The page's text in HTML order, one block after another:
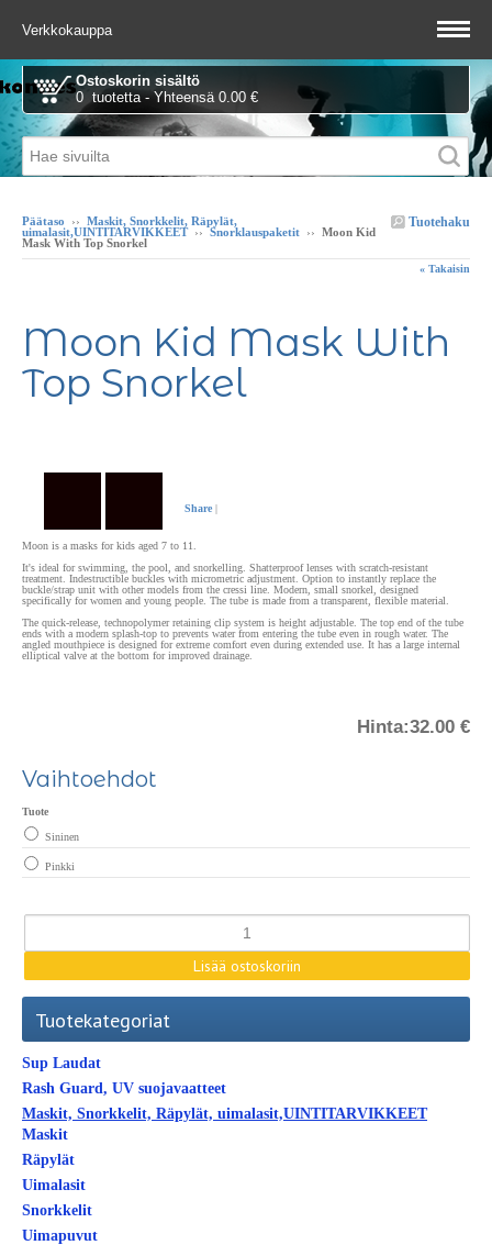
Verkkokauppa
Ostoskorin sisältö
0 tuotetta - Yhteensä 0.00 €
Tuotehaku
Päätaso ›› Maskit, Snorkkelit, Räpylät,
uimalasit,UINTITARVIKKEET››Snorklauspaketit ›› Moon Kid
Mask With Top Snorkel
« Takaisin
Moon Kid Mask With
Top Snorkel
Share |
Moon is a masks for kids aged 7 to 11.
It's ideal for swimming, the pool, and snorkelling. Shatterproof lenses with scratch-resistant
treatment. Indestructible buckles with micrometric adjustment. Option to instantly replace the
buckle/strap unit with other models from the cressi line. Modern, small snorkel, designed
specifically for women and young people. The tube is made from a transparent, flexible material.
The quick-release, technopolymer retaining clip system is height adjustable. The top end of the tube
ends with a modern splash-top to prevents water from entering the tube even in rough water. The
angled mouthpiece is designed for extreme comfort even during extended use. It has a large internal
elliptical valve at the bottom for improved drainage.
Hinta:32.00 €
Vaihtoehdot
Tuote
Sininen
Pinkki
Tuotekategoriat
Sup Laudat
Rash Guard, UV suojavaatteet
Maskit, Snorkkelit, Räpylät, uimalasit,UINTITARVIKKEET
Maskit
Räpylät
Uimalasit
Snorkkelit
Uimapuvut